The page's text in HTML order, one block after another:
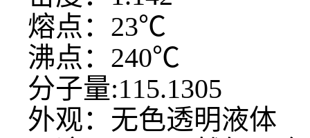
熔点： 23℃
沸点： 240℃
分子量:115.1305
外观：无色透明液体